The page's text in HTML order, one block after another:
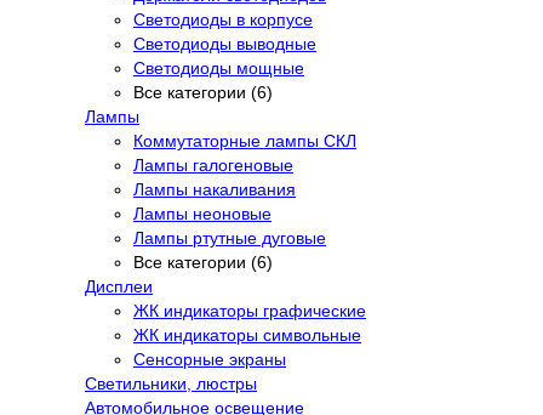
Светодиоды в корпусе
Светодиоды выводные
Светодиоды мощные
Все категории (6)
Лампы
Коммутаторные лампы СКЛ
Лампы галогеновые
Лампы накаливания
Лампы неоновые
Лампы ртутные дуговые
Все категории (6)
Дисплеи
ЖК индикаторы графические
ЖК индикаторы символьные
Сенсорные экраны
Cветильники, люстры
Автомобильное освещение